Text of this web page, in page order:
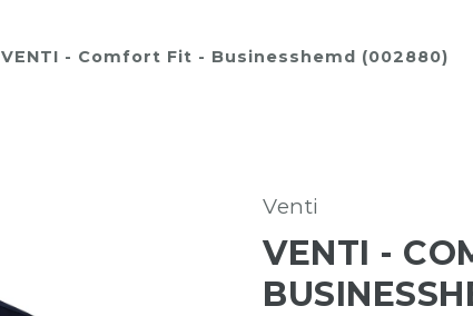
VENTI - Comfort Fit - Businesshemd (002880)
Venti
VENTI -